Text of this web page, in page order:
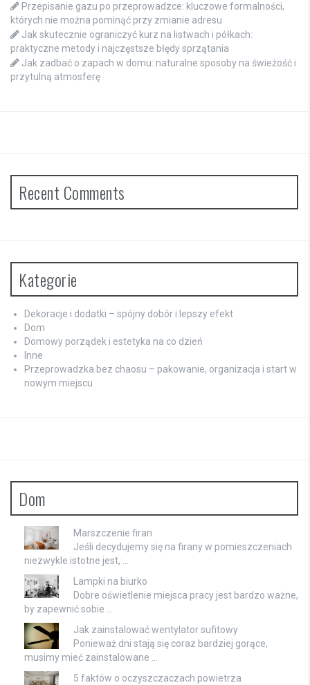
Przepisanie gazu po przeprowadzce: kluczowe formalności,
których nie można pominąć przy zmianie adresu
Jak skutecznie ograniczyć kurz na listwach i półkach:
praktyczne metody i najczęstsze błędy sprzątania
Jak zadbać o zapach w domu: naturalne sposoby na świeżość i
przytulną atmosferę
Recent Comments
Kategorie
Dekoracje i dodatki – spójny dobór i lepszy efekt
Dom
Domowy porządek i estetyka na co dzień
Inne
Przeprowadzka bez chaosu – pakowanie, organizacja i start w
nowym miejscu
Dom
Marszczenie firan
Jeśli decydujemy się na firany w pomieszczeniach
niezwykle istotne jest, …
Lampki na biurko
Dobre oświetlenie miejsca pracy jest bardzo ważne,
by zapewnić sobie …
Jak zainstalować wentylator sufitowy
Ponieważ dni stają się coraz bardziej gorące,
musimy mieć zainstalowane …
5 faktów o oczyszczaczach powietrza